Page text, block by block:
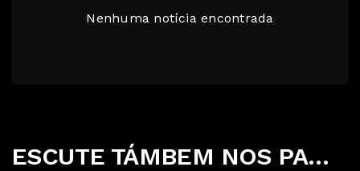
Nenhuma notícia encontrada
ESCUTE TÁMBEM NOS PARCEIROS ABAIXO